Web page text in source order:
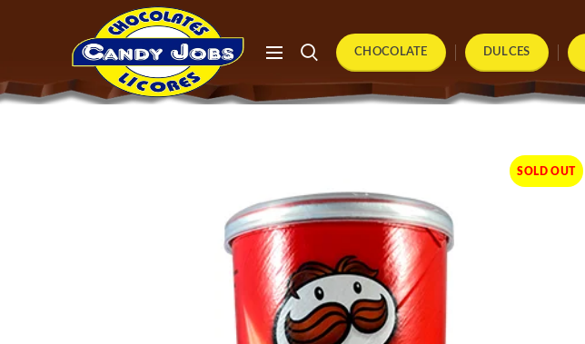
CHOCOLATE DULCES
SOLD OUT